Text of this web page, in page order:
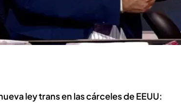
se dedican al ámbito computacional,
no es de calcular el número de la
nos está volviendo locos ", explicaba el
ley trans en las cárceles de EEUU: